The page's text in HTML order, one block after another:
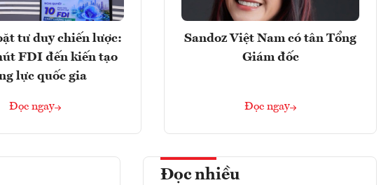
tư duy chiến lược:
FDI đến kiến tạo
lực quốc gia
Đọc ngay
Sandoz Việt Nam có tân Tổng
Giám đốc
Đọc ngay
Đọc nhiều